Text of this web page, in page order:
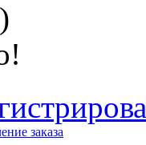
заказа